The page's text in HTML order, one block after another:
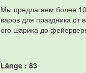
Мы предлагаем более
варов для праздника от
ого шарика до
Länge : 83